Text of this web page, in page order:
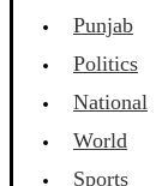
Punjab
Politics
National
World
Sports